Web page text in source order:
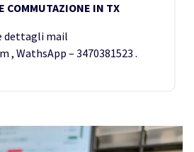
COMMUTAZIONE IN TX
dettagli mail
, WathsApp – 3470381523 .